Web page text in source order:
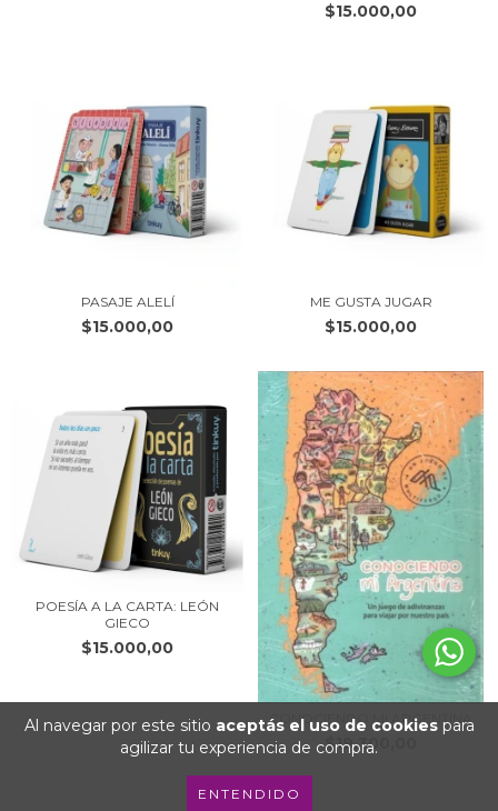
Al navegar por este sitio aceptás el uso de cookiespara
agilizar tu experiencia de compra.
ENTENDIDO
$15.000,00
PASAJE ALELÍ
$15.000,00
ME GUSTA JUGAR
$15.000,00
POESÍA A LA CARTA: LEÓN
GIECO
$15.000,00
CONOCIENDO MI ARGENTINA
$19.300,00